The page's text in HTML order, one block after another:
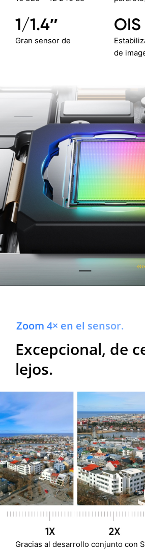
1/1.4″
Gran sensor de
OIS
de
Zoom 4× en el sensor.
Excepcional, de
lejos.
Gracias al desarrollo conjunto con